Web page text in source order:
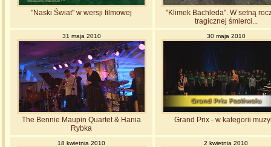
"Naski Świat" w wersji filmowej
"Klimek Bachleda". W setną
tragicznej śmierci...
31 maja 2010
The Bennie Maupin Quartet & Hania
Rybka
30 maja 2010
Grand Prix - w kategorii
18 kwietnia 2010 2 kwietnia 2010